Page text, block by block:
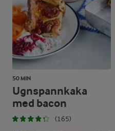
50 MIN
Ugnspannkaka
med bacon
(165)